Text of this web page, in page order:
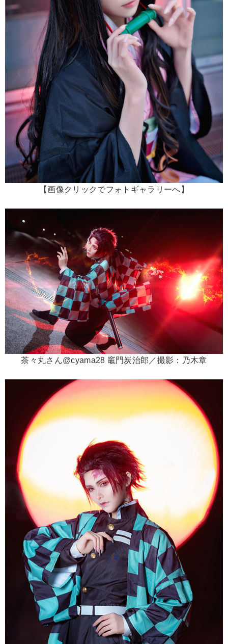
【画像クリックでフォトギャラリーへ】
茶々丸さん@cyama28 竈門炭治郎／撮影：乃木章